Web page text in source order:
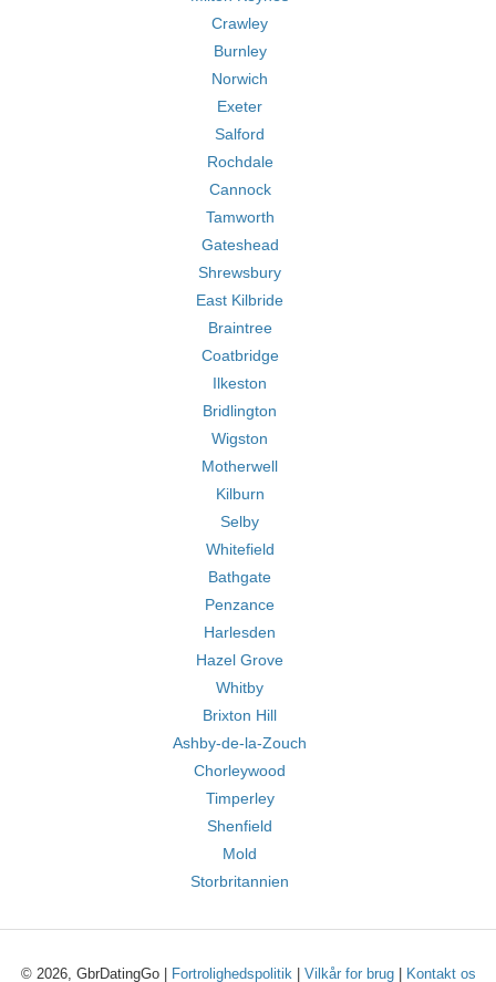
Crawley
Burnley
Norwich
Exeter
Salford
Rochdale
Cannock
Tamworth
Gateshead
Shrewsbury
East Kilbride
Braintree
Coatbridge
Ilkeston
Bridlington
Wigston
Motherwell
Kilburn
Selby
Whitefield
Bathgate
Penzance
Harlesden
Hazel Grove
Whitby
Brixton Hill
Ashby-de-la-Zouch
Chorleywood
Timperley
Shenfield
Mold
Storbritannien
© 2026, GbrDatingGo | Fortrolighedspolitik| Vilkår for brug| Kontakt os